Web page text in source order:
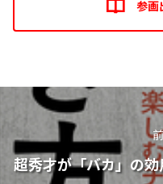
参画
超秀才が「バカ」の